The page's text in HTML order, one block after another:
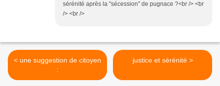
sérénité après la "sécession" de pugnace ?<br /> <br
/> <br />
< une suggestion de citoyen
:
justice et sérénité >